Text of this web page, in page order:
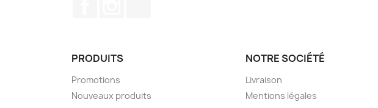
PRODUITS
Promotions
Nouveaux produits
NOTRE SOCIÉTÉ
Livraison
Mentions légales